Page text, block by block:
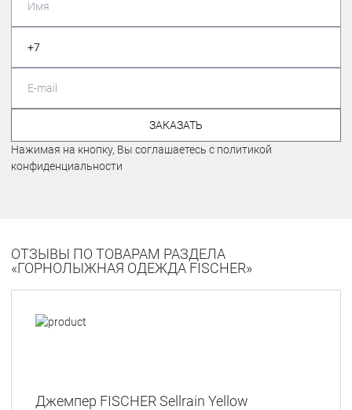
ЗАКАЗАТЬ
Нажимая на кнопку, Вы соглашаетесь с политикой
конфиденциальности
ОТЗЫВЫ ПО ТОВАРАМ РАЗДЕЛА
«ГОРНОЛЫЖНАЯ ОДЕЖДА FISCHER»
Джемпер FISCHER Sellrain Yellow